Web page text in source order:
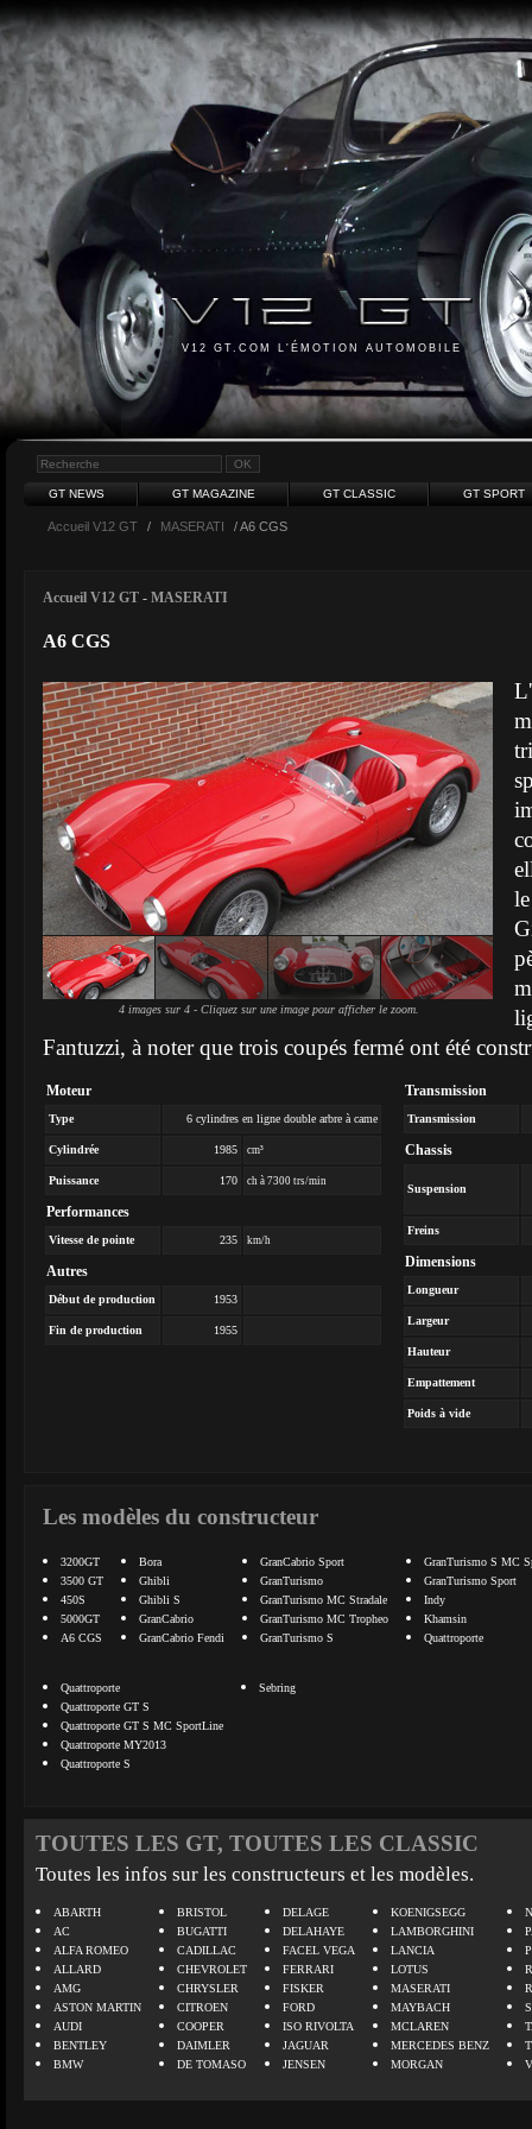
V12 GT.COM L'ÉMOTION AUTOMOBILE
GT NEWS GT MAGAZINE GT CLASSIC GT SPORT
Accueil V12 GT / MASERATI / A6 CGS
Accueil V12 GT - MASERATI
A6 CGS
4 images sur 4 - Cliquez sur une image pour afficher le zoom.
Fantuzzi, à noter que trois coupés fermé ont été
Moteur
Type 6 cylindres en ligne double arbre à came
Cylindrée 1985 cm³
Puissance 170 ch à 7300 trs/min
Performances
Vitesse de pointe 235 km/h
Autres
Début de production 1953
Fin de production 1955
Transmission
Transmission
Chassis
Suspension
Freins
Dimensions
Longueur
Largeur
Hauteur
Empattement
Poids à vide
Les modèles du constructeur
3200GT
3500 GT
450S
5000GT
A6 CGS
Bora
Ghibli
Ghibli S
GranCabrio
GranCabrio Fendi
GranCabrio Sport
GranTurismo
GranTurismo MC Stradale
GranTurismo MC Tropheo
GranTurismo S
GranTurismo S MC
GranTurismo Sport
Indy
Khamsin
Quattroporte
Quattroporte
Quattroporte GT S
Quattroporte GT S MC SportLine
Quattroporte MY2013
Quattroporte S
Sebring
TOUTES LES GT, TOUTES LES CLASSIC
Toutes les infos sur les constructeurs et les modèles.
ABARTH
AC
ALFA ROMEO
ALLARD
AMG
ASTON MARTIN
AUDI
BENTLEY
BMW
BRISTOL
BUGATTI
CADILLAC
CHEVROLET
CHRYSLER
CITROEN
COOPER
DAIMLER
DE TOMASO
DELAGE
DELAHAYE
FACEL VEGA
FERRARI
FISKER
FORD
ISO RIVOLTA
JAGUAR
JENSEN
KOENIGSEGG
LAMBORGHINI
LANCIA
LOTUS
MASERATI
MAYBACH
MCLAREN
MERCEDES BENZ
MORGAN